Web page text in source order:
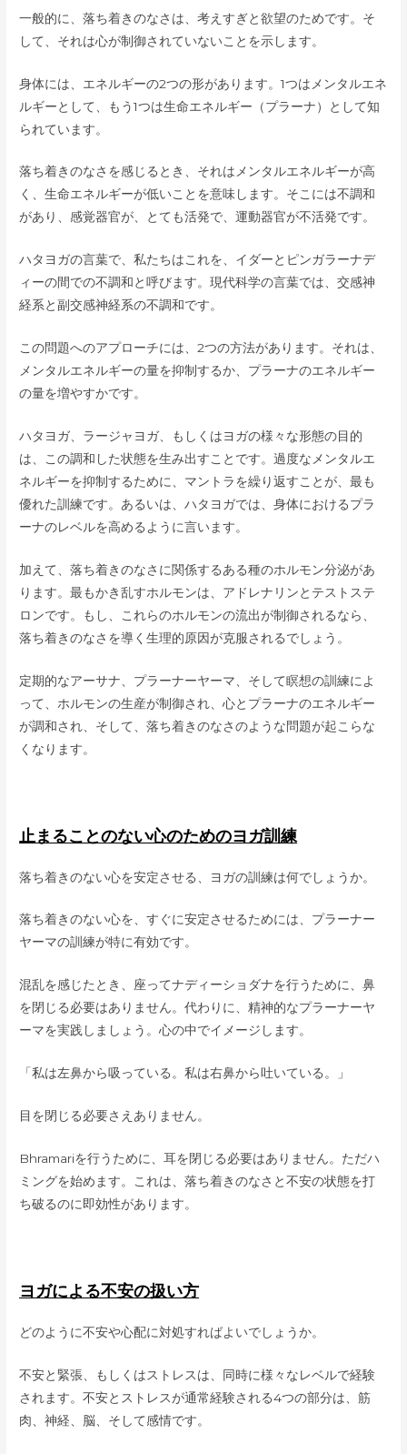
一般的に、落ち着きのなさは、考えすぎと欲望のためです。そ
して、それは心が制御されていないことを示します。
身体には、エネルギーの2つの形があります。1つはメンタルエネ
ルギーとして、もう1つは生命エネルギー（プラーナ）として知
られています。
落ち着きのなさを感じるとき、それはメンタルエネルギーが高
く、生命エネルギーが低いことを意味します。そこには不調和
があり、感覚器官が、とても活発で、運動器官が不活発です。
ハタヨガの言葉で、私たちはこれを、イダーとピンガラーナデ
ィーの間での不調和と呼びます。現代科学の言葉では、交感神
経系と副交感神経系の不調和です。
この問題へのアプローチには、2つの方法があります。それは、
メンタルエネルギーの量を抑制するか、プラーナのエネルギー
の量を増やすかです。
ハタヨガ、ラージャヨガ、もしくはヨガの様々な形態の目的
は、この調和した状態を生み出すことです。過度なメンタルエ
ネルギーを抑制するために、マントラを繰り返すことが、最も
優れた訓練です。あるいは、ハタヨガでは、身体におけるプラ
ーナのレベルを高めるように言います。
加えて、落ち着きのなさに関係するある種のホルモン分泌があ
ります。最もかき乱すホルモンは、アドレナリンとテストステ
ロンです。もし、これらのホルモンの流出が制御されるなら、
落ち着きのなさを導く生理的原因が克服されるでしょう。
定期的なアーサナ、プラーナーヤーマ、そして瞑想の訓練によ
って、ホルモンの生産が制御され、心とプラーナのエネルギー
が調和され、そして、落ち着きのなさのような問題が起こらな
くなります。
止まることのない心のためのヨガ訓練
落ち着きのない心を安定させる、ヨガの訓練は何でしょうか。
落ち着きのない心を、すぐに安定させるためには、プラーナー
ヤーマの訓練が特に有効です。
混乱を感じたとき、座ってナディーショダナを行うために、鼻
を閉じる必要はありません。代わりに、精神的なプラーナーヤ
ーマを実践しましょう。心の中でイメージします。
「私は左鼻から吸っている。私は右鼻から吐いている。」
目を閉じる必要さえありません。
Bhramariを行うために、耳を閉じる必要はありません。ただハ
ミングを始めます。これは、落ち着きのなさと不安の状態を打
ち破るのに即効性があります。
ヨガによる不安の扱い方
どのように不安や心配に対処すればよいでしょうか。
不安と緊張、もしくはストレスは、同時に様々なレベルで経験
されます。不安とストレスが通常経験される4つの部分は、筋
肉、神経、脳、そして感情です。